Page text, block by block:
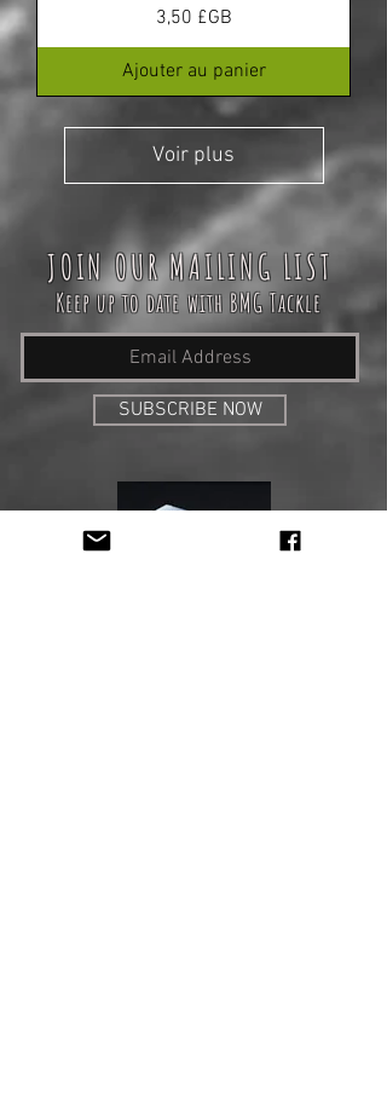
Prix
3,50 £GB
Ajouter au panier
Voir plus
JOIN OUR MAILING LIST
Keep up to date with BMG Tackle
SUBSCRIBE NOW